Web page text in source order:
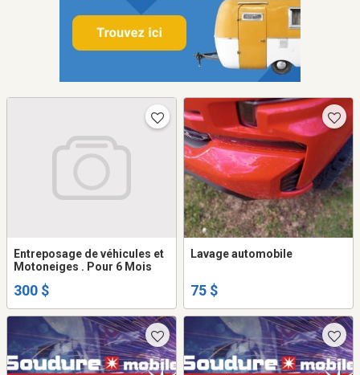
Entreposage de véhicules et
Motoneiges . Pour 6 Mois
300 $
Lavage automobile
75 $